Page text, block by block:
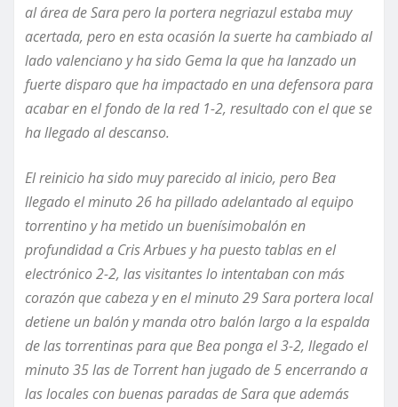
al área de Sara pero la portera negriazul estaba muy
acertada, pero en esta ocasión la suerte ha cambiado al
lado valenciano y ha sido Gema la que ha lanzado un
fuerte disparo que ha impactado en una defensora para
acabar en el fondo de la red 1-2, resultado con elque se
ha llegado al descanso.
El reinicio ha sido muy parecido al inicio, pero Bea
llegado el minuto 26 ha pillado adelantado al equipo
torrentino y ha metido unbuenísimobalón en
profundidad a Cris Arbues y ha puesto tablas en el
electrónico 2-2, las visitantes lo intentaban con más
corazón que cabeza y en el minuto 29 Sara portera local
detiene un balón y manda otro balón largo a la espalda
de las torrentinas para que Bea ponga el 3-2, llegado el
minuto 35 las de Torrent han jugado de 5 encerrando a
las locales con buenas paradas de Sara que además